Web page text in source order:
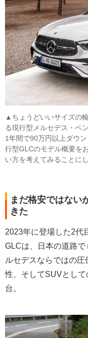
▲ちょうどいいサイズの
る現行型メルセデス・ベ
1年間で90万円以上ダウ
行型GLCのモデル概要を
い方を考えてみることに
まだ格安ではない
きた
2023年に登場した2代
GLCは、日本の道路
ルセデスならではの
性、そしてSUVとし
台。